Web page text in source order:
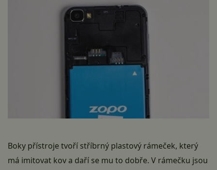
Boky přístroje tvoří stříbrný plastový rámeček, který
má imitovat kov a daří se mu to dobře. V rámečku jsou